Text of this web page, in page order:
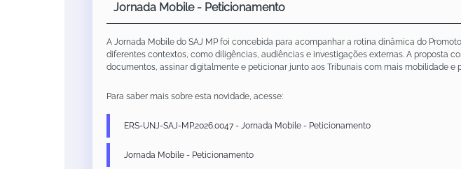
Jornada Mobile - Peticionamento
A Jornada Mobile do SAJ MP foi concebida para acompanhar a rotina dinâmica do
diferentes contextos, como diligências, audiências e investigações externas. A proposta
documentos, assinar digitalmente e peticionar junto aos Tribunais com mais mobilidade e
Para saber mais sobre esta novidade, acesse:
ERS-UNJ-SAJ-MP.2026.0047 - Jornada Mobile - Peticionamento
Jornada Mobile - Peticionamento